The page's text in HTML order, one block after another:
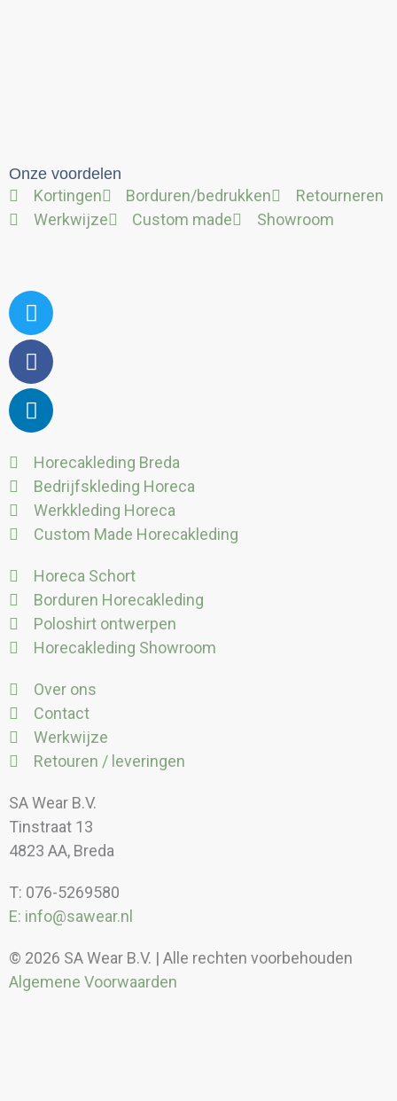
Onze voordelen
Kortingen Borduren/bedrukken
Retourneren
Werkwijze
Custom made Showroom
Twitter
Facebook
Linkedin
Horecakleding Breda
Bedrijfskleding Horeca
Werkkleding Horeca
Custom Made Horecakleding
Horeca Schort
Borduren Horecakleding
Poloshirt ontwerpen
Horecakleding Showroom
Over ons
Contact
Werkwijze
Retouren / leveringen
SA Wear B.V.
Tinstraat 13
4823 AA, Breda
T: 076-5269580
E: info@sawear.nl
© 2026 SA Wear B.V. | Alle rechten voorbehouden
Algemene Voorwaarden